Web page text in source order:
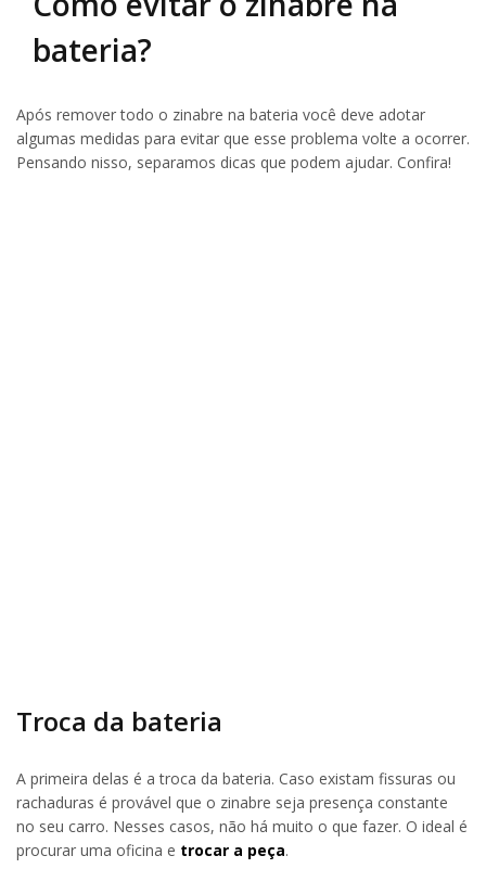
bateria?
Após remover todo o zinabre na bateria você deve adotar
algumas medidas para evitar que esse problema volte a ocorrer.
Pensando nisso, separamos dicas que podem ajudar. Confira!
Troca da bateria
A primeira delas é a troca da bateria. Caso existam fissuras ou
rachaduras é provável que o zinabre seja presença constante
no seu carro. Nesses casos, não há muito o que fazer. O ideal é
procurar uma oficina e trocar a peça.